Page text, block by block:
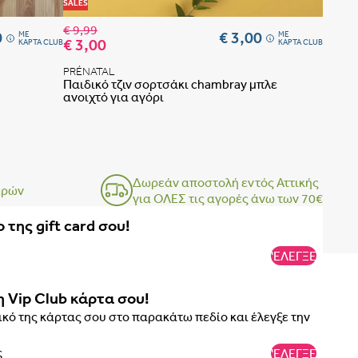
ΣΟΥΤΙΕΝ ΠΩΣ ΠΑΙΡΝΟΥΜΕ ΤΑ ΜΕΤΡΑ
ME
ΚΑΡΤΑ CLUB
SALES
€ 9,99
€ 3,00 € 3,00 ME
ΚΑΡΤΑ CLUB
PRÉNATAL
Παιδικό τζιν σορτσάκι chambray μπλε
ανοιχτό για αγόρι
Δωρεάν αποστολή εντός Αττικής
για ΟΛΕΣ τις αγορές άνω των 70€
της gift card σου!
'ΕΛΕΓΞΕ
Vip Club κάρτα σου!
της κάρτας σου στο παρακάτω πεδίο και έλεγξε την
'ΕΛΕΓΞΕ